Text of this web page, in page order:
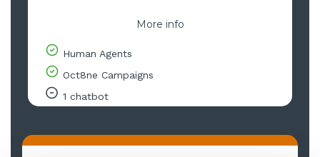
More info
Human Agents
Oct8ne Campaigns
1 chatbot